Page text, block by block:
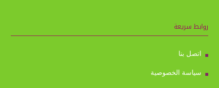
روابط سريعة
اتصل بنا
سياسة الخصوصية